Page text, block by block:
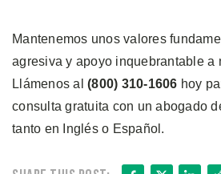
Mantenemos unos valores
agresiva y apoyo inquebrantable a
Llámenos al (800) 310-1606 hoy
consulta gratuita con un abogado
tanto en Inglés o Español.